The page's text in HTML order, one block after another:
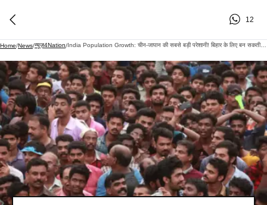
12
Home/News/न्यूज़4Nation/ India Population Growth: चीन-जापान की सबसे बड़ी परेशानी! बिहार के लिए बन सकती है सबसे बड़ा मौका, जानें क्या है पूरा खेल?